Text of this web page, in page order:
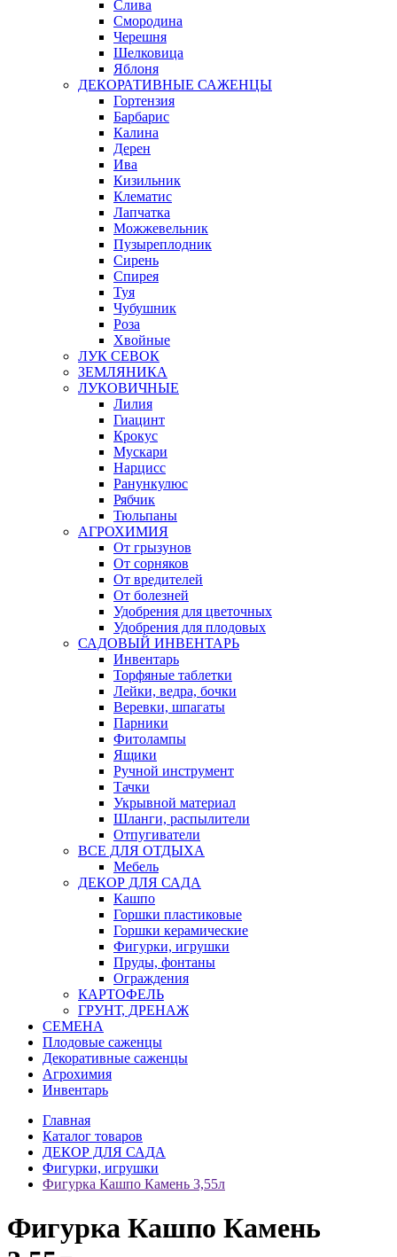
Слива
Смородина
Черешня
Шелковица
Яблоня
ДЕКОРАТИВНЫЕ САЖЕНЦЫ
Гортензия
Барбарис
Калина
Дерен
Ива
Кизильник
Клематис
Лапчатка
Можжевельник
Пузыреплодник
Сирень
Спирея
Туя
Чубушник
Роза
Хвойные
ЛУК СЕВОК
ЗЕМЛЯНИКА
ЛУКОВИЧНЫЕ
Лилия
Гиацинт
Крокус
Мускари
Нарцисс
Ранункулюс
Рябчик
Тюльпаны
АГРОХИМИЯ
От грызунов
От сорняков
От вредителей
От болезней
Удобрения для цветочных
Удобрения для плодовых
САДОВЫЙ ИНВЕНТАРЬ
Инвентарь
Торфяные таблетки
Лейки, ведра, бочки
Веревки, шпагаты
Парники
Фитолампы
Ящики
Ручной инструмент
Тачки
Укрывной материал
Шланги, распылители
Отпугиватели
ВСЕ ДЛЯ ОТДЫХА
Мебель
ДЕКОР ДЛЯ САДА
Кашпо
Горшки пластиковые
Горшки керамические
Фигурки, игрушки
Пруды, фонтаны
Ограждения
КАРТОФЕЛЬ
ГРУНТ, ДРЕНАЖ
СЕМЕНА
Плодовые саженцы
Декоративные саженцы
Агрохимия
Инвентарь
Главная
Каталог товаров
ДЕКОР ДЛЯ САДА
Фигурки, игрушки
Фигурка Кашпо Камень 3,55л
Фигурка Кашпо Камень